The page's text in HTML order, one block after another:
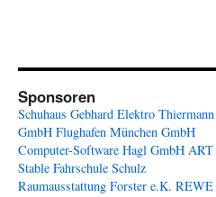
Sponsoren
Schuhaus Gebhard Elektro Thiermann
GmbH Flughafen München GmbH
Computer-Software Hagl GmbH ART
Stable Fahrschule Schulz
Raumausstattung Forster e.K. REWE